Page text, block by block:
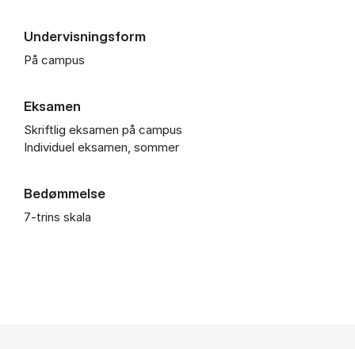
Undervisningsform
På campus
Eksamen
Skriftlig eksamen på campus
Individuel eksamen, sommer
Bedømmelse
7-trins skala